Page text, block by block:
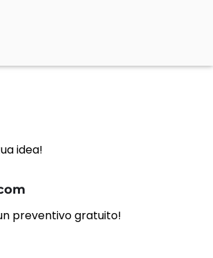
idea!
preventivo gratuito!